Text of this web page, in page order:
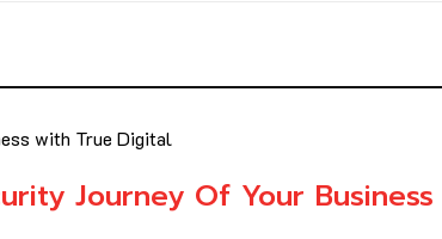
with True Digital
Journey Of Your